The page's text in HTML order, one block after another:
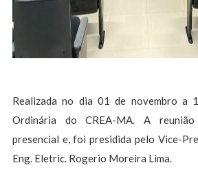
Realizada no dia 01 de novembro a
Ordinária do CREA-MA. A
presencial e, foi presidida pelo Vice-
Eng. Eletric. Rogerio Moreira Lima.